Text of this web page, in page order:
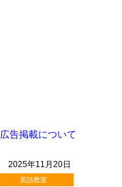
広告掲載について
2025年11月20日
英語教室